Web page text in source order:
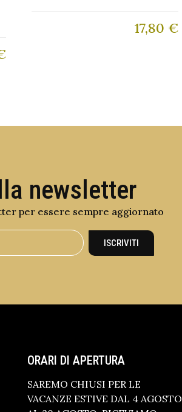
17,80 €
newsletter
per essere sempre aggiornato
ISCRIVITI
ORARI DI APERTURA
SAREMO CHIUSI PER LE
VACANZE ESTIVE DAL 4 AGOSTO